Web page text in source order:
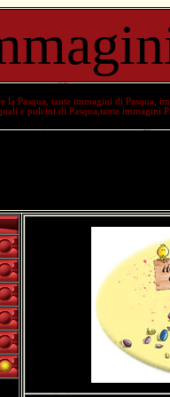
la Pasqua , tante immagini di Pasqua
e pulcini di Pasqua,tante immagini